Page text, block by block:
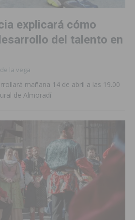
explicará cómo
del talento en
la vega
mañana 14 de abril a las 19.00
de Almoradí